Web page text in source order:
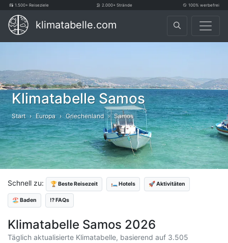
1.500+ Reiseziele 2.000+ Strände 100% werbefrei
klimatabelle.com
Klimatabelle Samos
Start Europa Griechenland Samos
Schnell zu: 🏆 Beste Reisezeit 🛏️ Hotels 🚀 Aktivitäten
🏖️ Baden ⁉️ FAQs
Klimatabelle Samos 2026
Täglich aktualisierte Klimatabelle, basierend auf 3.505